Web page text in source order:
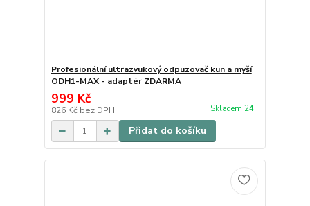
Profesionální ultrazvukový odpuzovač kun a myší
ODH1-MAX - adaptér ZDARMA
999 Kč
826 Kč bez DPH Skladem 24
Přidat do košíku